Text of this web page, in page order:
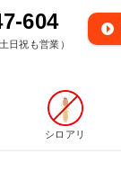
604
日祝も営業）
シロアリ